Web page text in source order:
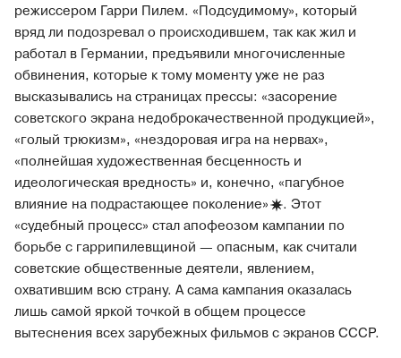
режиссером Гарри Пилем. «Подсудимому», который
вряд ли подозревал о происходившем, так как жил и
работал в Германии, предъявили многочисленные
обвинения, которые к тому моменту уже не раз
высказывались на страницах прессы: «засорение
советского экрана недоброкачественной продукцией»,
«голый трюкизм», «нездоровая игра на нервах»,
«полнейшая художественная бесценность и
идеологическая вредность» и, конечно, «пагубное
влияние на подрастающее поколение»
. Этот
«судебный процесс» стал апофеозом кампании по
борьбе с гаррипилевщиной — опасным, как считали
советские общественные деятели, явлением,
охватившим всю страну. А сама кампания оказалась
лишь самой яркой точкой в общем процессе
вытеснения всех зарубежных фильмов с экранов СССР.